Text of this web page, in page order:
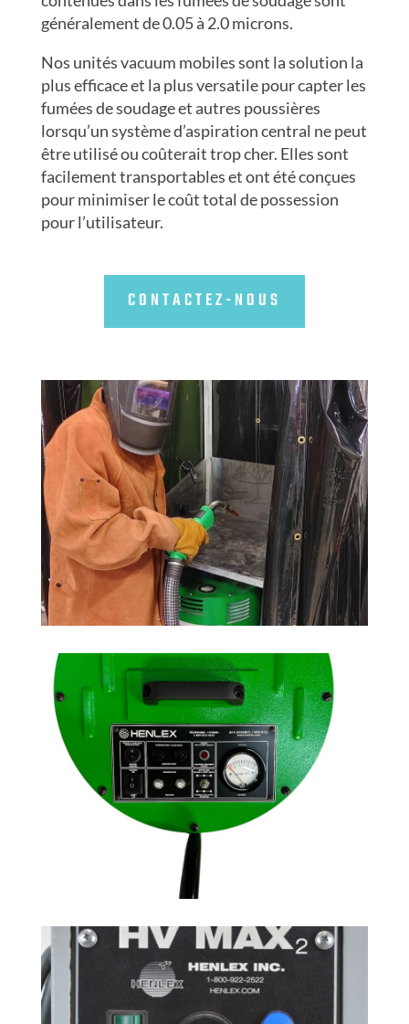
généralement de 0.05 à 2.0 microns.
Nos unités vacuum mobiles sont la solution la
plus efficace et la plus versatile pour capter les
fumées de soudage et autres poussières
lorsqu’un système d’aspiration central ne peut
être utilisé ou coûterait trop cher. Elles sont
facilement transportables et ont été conçues
pour minimiser le coût total de possession
pour l’utilisateur.
CONTACTEZ-NOUS